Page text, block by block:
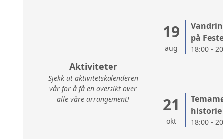
Aktiviteter
Sjekk ut aktivitetskalenderen
vår for å få en oversikt over
alle våre arrangement!
19
aug
på Feste
18:00 -
21
okt
historie
18:00 -